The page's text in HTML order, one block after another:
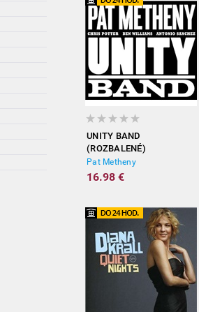
UNITY BAND
(ROZBALENÉ)
Pat Metheny
16.98 €